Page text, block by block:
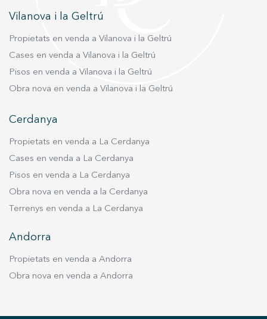
Vilanova i la Geltrú
Propietats en venda a Vilanova i la Geltrú
Cases en venda a Vilanova i la Geltrú
Pisos en venda a Vilanova i la Geltrú
Obra nova en venda a Vilanova i la Geltrú
Cerdanya
Propietats en venda a La Cerdanya
Cases en venda a La Cerdanya
Pisos en venda a La Cerdanya
Obra nova en venda a la Cerdanya
Terrenys en venda a La Cerdanya
Andorra
Propietats en venda a Andorra
Obra nova en venda a Andorra